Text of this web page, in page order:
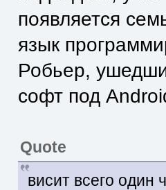
появляется
язык
Робьер,
софт под
Quote
висит всего один